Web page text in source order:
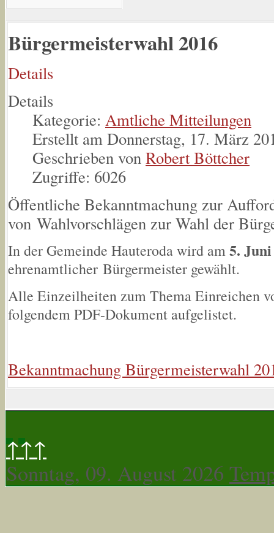
Bürgermeisterwahl 2016
Details
Details
Kategorie: Amtliche Mitteilungen
Erstellt am Donnerstag, 17. März
Geschrieben von Robert Böttcher
Zugriffe: 6026
Öffentliche Bekanntmachung zur
von Wahlvorschlägen zur Wahl der
In der Gemeinde Hauteroda wird am5.
ehrenamtlicher Bürgermeister gewählt.
Alle Einzeilheiten zum Thema Einreichen
folgendem PDF-Dokument aufgelistet.
Bekanntmachung Bürgermeisterwahl
↑↑↑
Sonntag, 09. August 2026